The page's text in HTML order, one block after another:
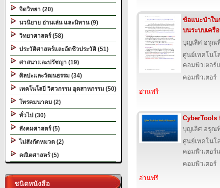
จิตวิทยา (20)
นวนิยาย อ่านเล่น และนิทาน (9)
วิทยาศาสตร์ (58)
ประวัติศาสตร์และอัตชีวประวัติ (51)
ศาสนาและปรัชญา (19)
ศิลปะและวัฒนธรรม (34)
เทคโนโลยี วิศวกรรม อุตสาหกรรม (50)
โทรคมนาคม (2)
ทั่วไป (30)
สังคมศาสตร์ (5)
ไม่สังกัดหมวด (2)
คณิตศาสตร์ (5)
ชนิดหนังสือ
ข้อแนะนําใน
บนระบบเครื
บุญเลิศ อรุณ
ศูนย์เทคโนโ
คอมพิวเตอร์
คอมพิวเตอร์
อ่านฟรี
CyberTools
บุญเลิศ อรุณ
ศูนย์เทคโนโ
คอมพิวเตอร์
คอมพิวเตอร์
อ่านฟรี